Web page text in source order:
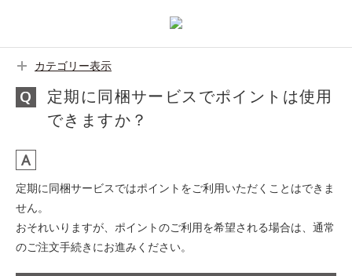
カテゴリー表示
定期に同梱サービスでポイントは使用
できますか？
定期に同梱サービスではポイントをご利用いただくことはできま
せん。
おそれいりますが、ポイントのご利用を希望される場合は、通常
のご注文手続きにお進みください。